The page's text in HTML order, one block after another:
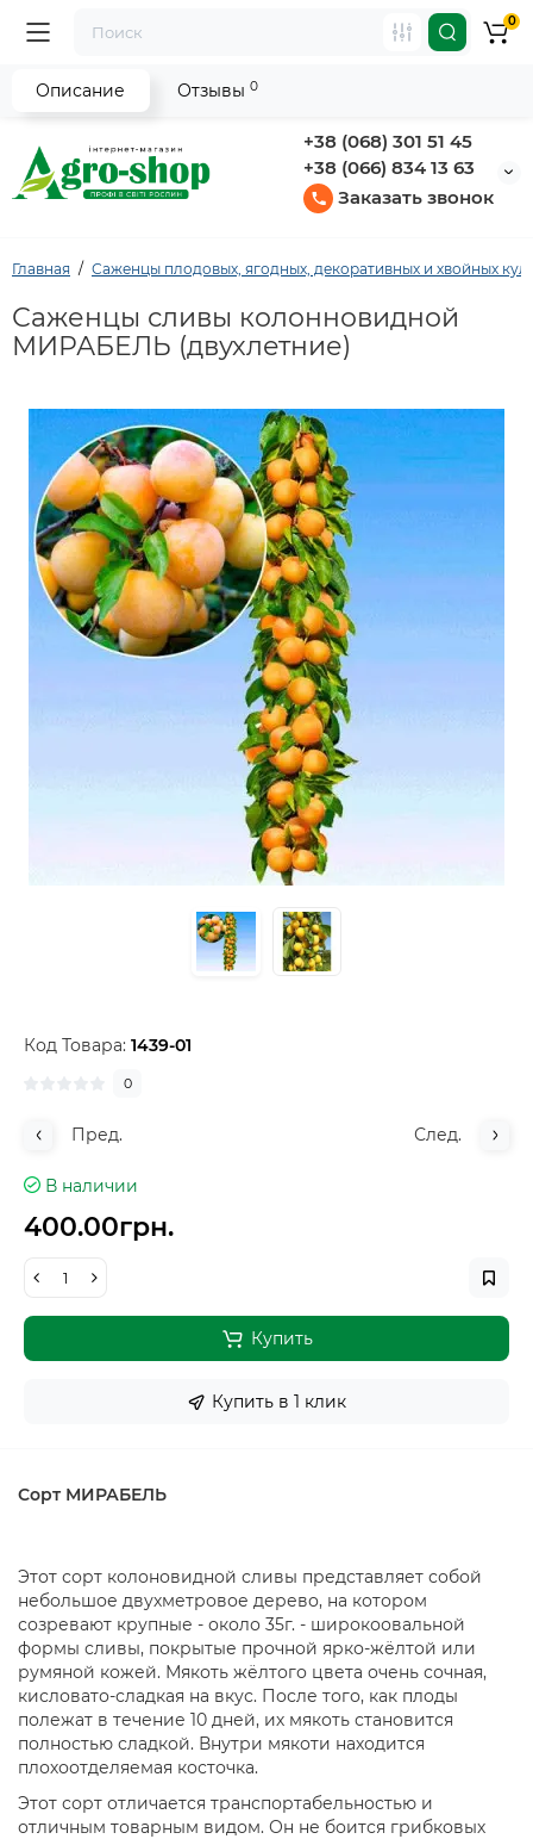
+38 (068) 301 51 45
+38 (066) 834 13 63
Заказать звонок
0
Главная Саженцы плодовых, ягодных, декоративных и хвойных
Саженцы сливы колонновидной
МИРАБЕЛЬ (двухлетние)
Код Товара: 1439-01
0
Пред. След.
В наличии
400.00грн.
Купить
Купить в 1 клик
Описание Отзывы 0
Сорт МИРАБЕЛЬ
Этот сорт колоновидной сливы представляет собой
небольшое двухметровое дерево, на котором
созревают крупные - около 35г. - широкоовальной
формы сливы, покрытые прочной ярко-жёлтой или
румяной кожей. Мякоть жёлтого цвета очень сочная,
кисловато-сладкая на вкус. После того, как плоды
полежат в течение 10 дней, их мякоть становится
полностью сладкой. Внутри мякоти находится
плохоотделяемая косточка.
Этот сорт отличается транспортабельностью и
отличным товарным видом. Он не боится грибковых